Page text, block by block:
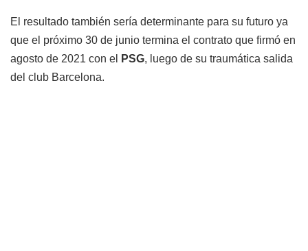
El resultado también sería determinante para su futuro ya
que el próximo 30 de junio termina el contrato que firmó en
agosto de 2021 con el
PSG, luego de su traumática salida
del club Barcelona.